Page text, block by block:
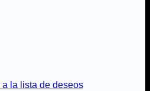
la lista de deseos